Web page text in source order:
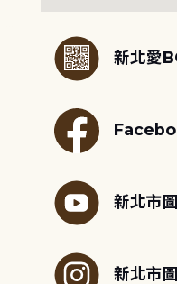
新北愛
新北市
新北市